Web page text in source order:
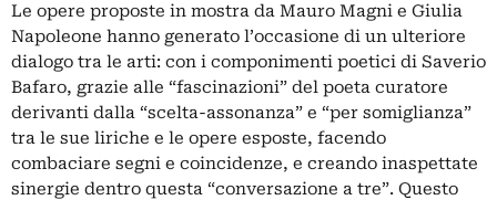
Le opere proposte in mostra da Mauro Magni e Giulia
Napoleone hanno generato l’occasione di un ulteriore
dialogo tra le arti: con i componimenti poetici di Saverio
Bafaro, grazie alle “fascinazioni” del poeta curatore
derivanti dalla “scelta-assonanza” e “per somiglianza”
tra le sue liriche e le opere esposte, facendo
combaciare segni e coincidenze, e creando inaspettate
sinergie dentro questa “conversazione a tre”. Questo